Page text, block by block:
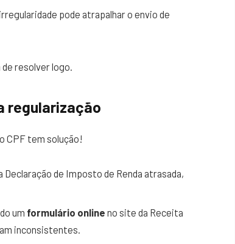
pode atrapalhar o envio de
resolver logo.
regularização
CPF tem solução!
Declaração de Imposto de Renda atrasada,
um formulário online no site da Receita
inconsistentes.